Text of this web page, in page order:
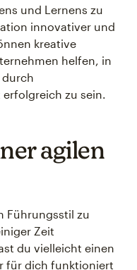
und Lernens zu
innovativer und
kreative
helfen, in
zu sein.
agilen
Führungsstil zu
Zeit
du vielleicht einen
für dich funktioniert